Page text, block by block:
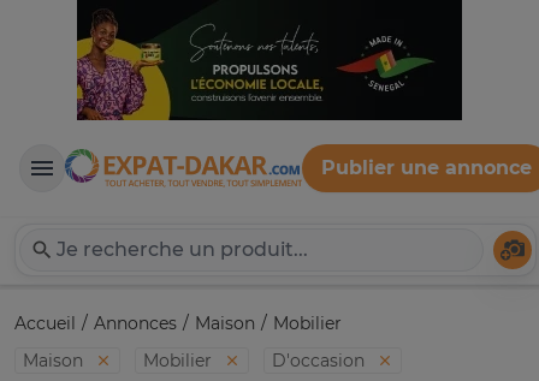
Expat-Dakar
Publier une annonce
Accueil Annonces Maison
Mobilier
Maison
Mobilier D'occasion